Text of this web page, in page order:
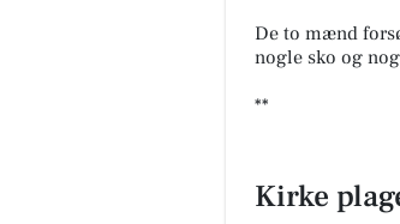
De to mænd
nogle sko og
**
Kirke